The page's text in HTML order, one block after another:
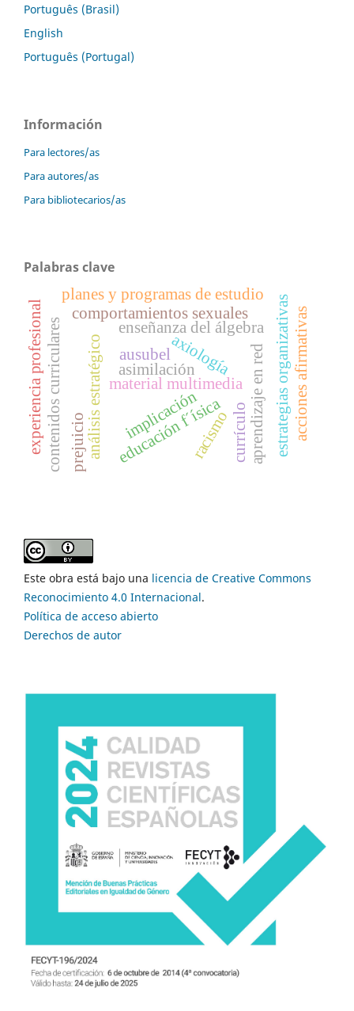
Português (Brasil)
English
Português (Portugal)
Información
Para lectores/as
Para autores/as
Para bibliotecarios/as
Palabras clave
currículo
implicación
axiología
material multimedia
enseñanza del álgebra
comportamientos sexuales
análisis estratégico
contenidos curriculares
planes y programas de estudio
aprendizaje en red
educación f´ísica estrategias organizativas
asimilación acciones afirmativas
racismo
prejuicio
experiencia profesional ausubel
Este obra está bajo una licencia de Creative Commons
Reconocimiento 4.0 Internacional.
Política de acceso abierto
Derechos de autor